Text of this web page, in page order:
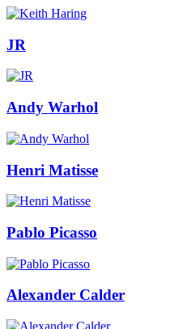
JR
Andy Warhol
Henri Matisse
Pablo Picasso
Alexander Calder